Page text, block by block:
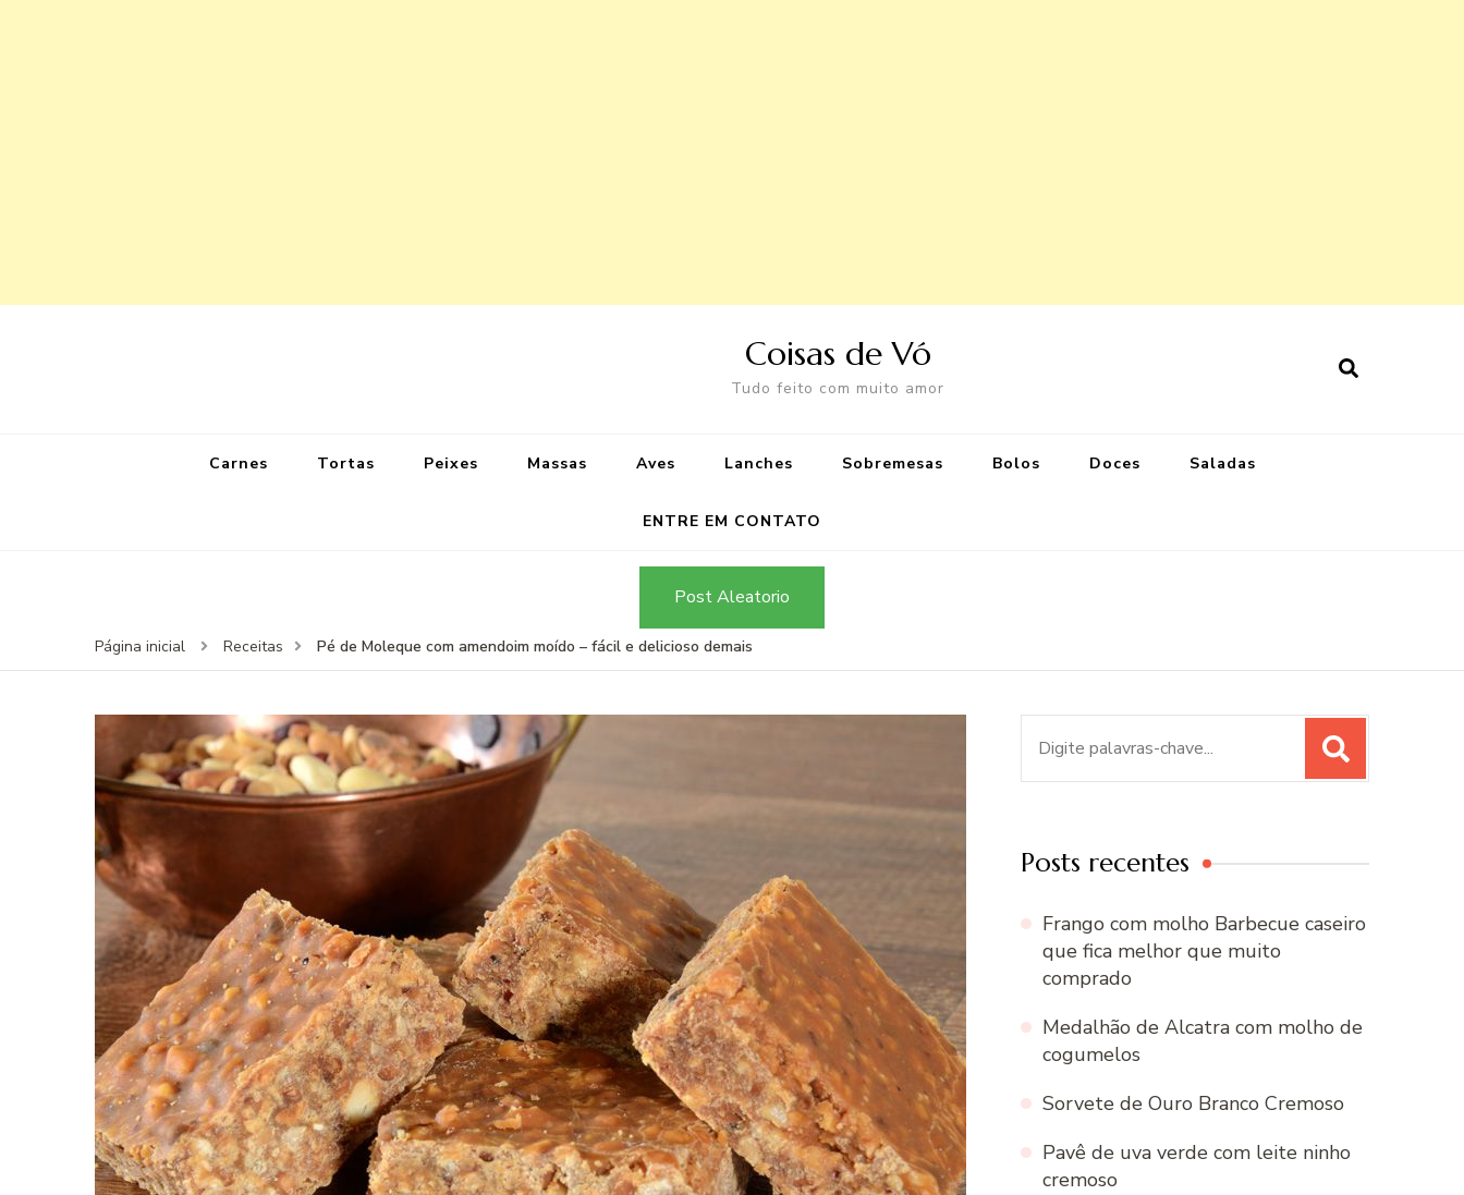
Coisas de Vó
Tudo feito com muito amor
Carnes Tortas Peixes Massas Aves Lanches Sobremesas Bolos Doces Saladas
ENTRE EM CONTATO
Post Aleatorio
Página inicial Receitas Pé de Moleque com amendoim moído – fácil e delicioso demais
Posts recentes
Frango com molho Barbecue caseiro
que fica melhor que muito
comprado
Medalhão de Alcatra com molho de
cogumelos
Sorvete de Ouro Branco Cremoso
Pavê de uva verde com leite ninho
cremoso